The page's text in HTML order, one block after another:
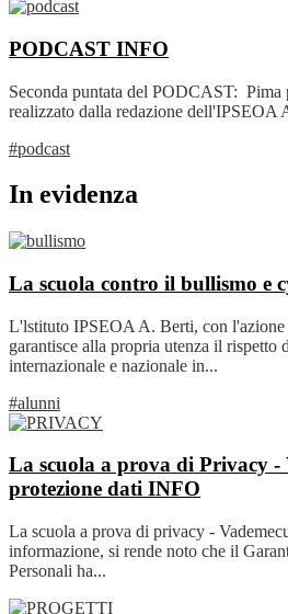
PODCAST INFO
Seconda puntata del PODCAST:
realizzato dalla redazione dell'IPSEOA
#podcast
In evidenza
La scuola contro il bullismo e
L'lstituto IPSEOA A. Berti, con l'azione
garantisce alla propria utenza il rispetto
internazionale e nazionale in...
#alunni
La scuola a prova di Privacy -
protezione dati INFO
La scuola a prova di privacy -
informazione, si rende noto che il
Personali ha...